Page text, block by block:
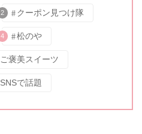
2 クーポン見つけ隊
4 松のや
ご褒美スイーツ
SNSで話題